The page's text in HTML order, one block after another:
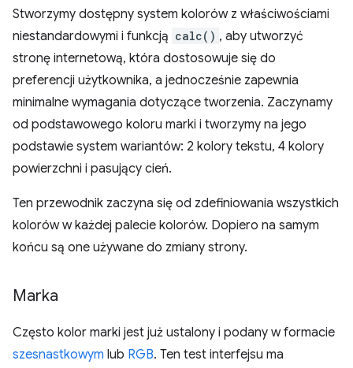
Stworzymy dostępny system kolorów z właściwościami
niestandardowymi i funkcją calc() , aby utworzyć
stronę internetową, która dostosowuje się do
preferencji użytkownika, a jednocześnie zapewnia
minimalne wymagania dotyczące tworzenia. Zaczynamy
od podstawowego koloru marki i tworzymy na jego
podstawie system wariantów: 2 kolory tekstu, 4 kolory
powierzchni i pasujący cień.
Ten przewodnik zaczyna się od zdefiniowania wszystkich
kolorów w każdej palecie kolorów. Dopiero na samym
końcu są one używane do zmiany strony.
Marka
Często kolor marki jest już ustalony i podany w formacie
szesnastkowym lub RGB. Ten test interfejsu ma